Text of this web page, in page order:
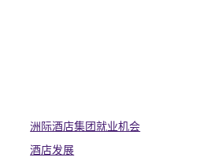
洲际酒店集团就业机会
酒店发展